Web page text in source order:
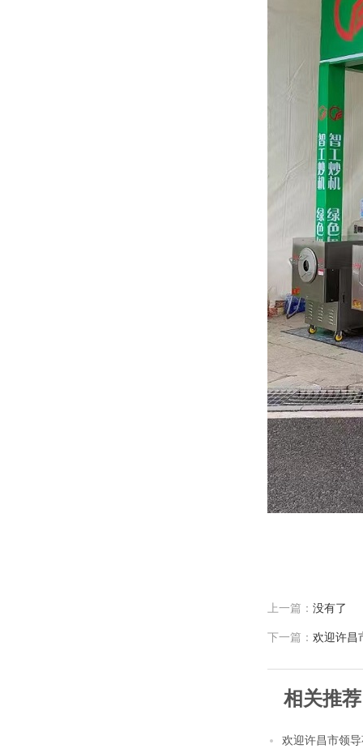
上一篇： 没有了
下一篇： 欢迎许昌
相关推荐
欢迎许昌市领